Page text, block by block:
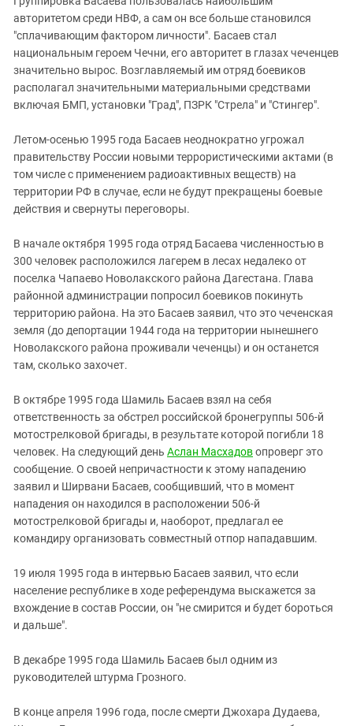
авторитетом среди НВФ, а сам он все больше становился
"сплачивающим фактором личности". Басаев стал
национальным героем Чечни, его авторитет в глазах чеченцев
значительно вырос. Возглавляемый им отряд боевиков
располагал значительными материальными средствами
включая БМП, установки "Град", ПЗРК "Стрела" и "Стингер".
Летом-осенью 1995 года Басаев неоднократно угрожал
правительству России новыми террористическими актами (в
том числе с применением радиоактивных веществ) на
территории РФ в случае, если не будут прекращены боевые
действия и свернуты переговоры.
В начале октября 1995 года отряд Басаева численностью в
300 человек расположился лагерем в лесах недалеко от
поселка Чапаево Новолакского района Дагестана. Глава
районной администрации попросил боевиков покинуть
территорию района. На это Басаев заявил, что это чеченская
земля (до депортации 1944 года на территории нынешнего
Новолакского района проживали чеченцы) и он останется
там, сколько захочет.
В октябре 1995 года Шамиль Басаев взял на себя
ответственность за обстрел российской бронегруппы 506-й
мотострелковой бригады, в результате которой погибли 18
человек. На следующий день Аслан Масхадовопроверг это
сообщение. О своей непричастности к этому нападению
заявил и Ширвани Басаев, сообщивший, что в момент
нападения он находился в расположении 506-й
мотострелковой бригады и, наоборот, предлагал ее
командиру организовать совместный отпор нападавшим.
19 июля 1995 года в интервью Басаев заявил, что если
население республике в ходе референдума выскажется за
вхождение в состав России, он "не смирится и будет бороться
и дальше".
В декабре 1995 года Шамиль Басаев был одним из
руководителей штурма Грозного.
В конце апреля 1996 года, после смерти Джохара Дудаева,